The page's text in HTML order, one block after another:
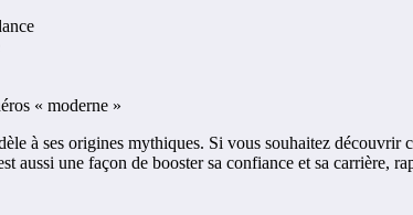
« moderne »
à ses origines mythiques. Si vous souhaitez
aussi une façon de booster sa confiance et sa carrière,